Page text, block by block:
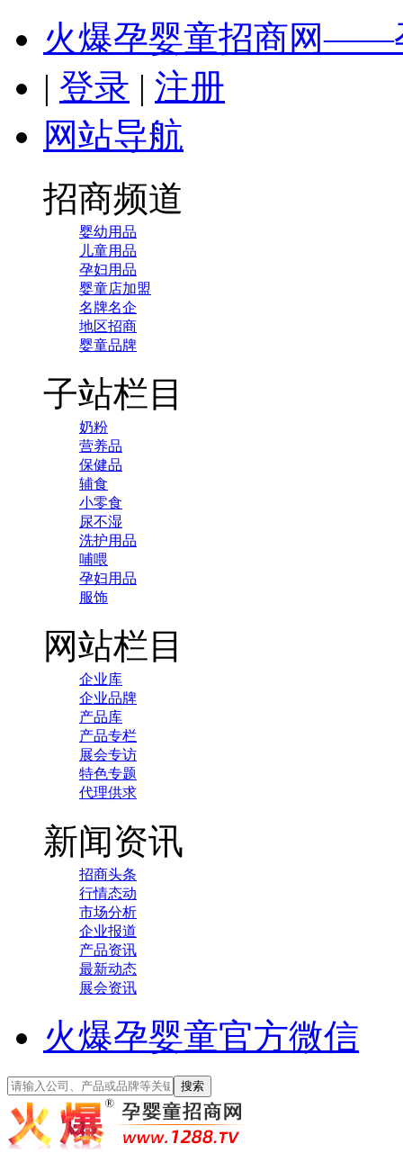
火爆孕婴童招商网——
| 登录 | 注册
网站导航
招商频道
婴幼用品
儿童用品
孕妇用品
婴童店加盟
名牌名企
地区招商
婴童品牌
子站栏目
奶粉
营养品
保健品
辅食
小零食
尿不湿
洗护用品
哺喂
孕妇用品
服饰
网站栏目
企业库
企业品牌
产品库
产品专栏
展会专访
特色专题
代理供求
新闻资讯
招商头条
行情态动
市场分析
企业报道
产品资讯
最新动态
展会资讯
火爆孕婴童官方微信